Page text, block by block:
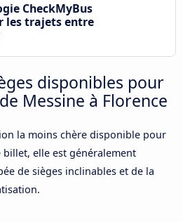
CheckMyBus
les trajets entre
disponibles pour
Messine à Florence
la moins chère disponible pour
billet, elle est généralement
de sièges inclinables et de la